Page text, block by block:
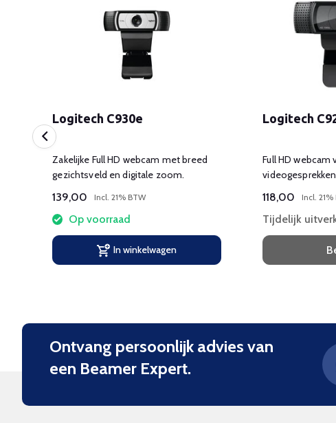
Logitech C930e
Zakelijke Full HD webcam met breed
gezichtsveld en digitale zoom.
139,00 Incl. 21% BTW
Op voorraad
In winkelwagen
Logitech
Full HD
118,00 Incl. 21%
Tijdelijk
Ontvang persoonlijk advies van
een Beamer Expert.